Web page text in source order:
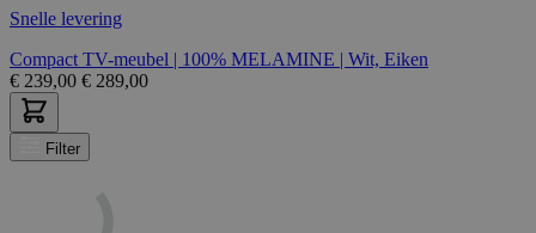
Snelle levering
Compact TV-meubel | 100% MELAMINE | Wit, Eiken
€ 239,00 € 289,00
Filter